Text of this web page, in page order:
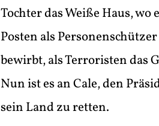
Tochter das Weiße Haus, wo
Posten als
bewirbt, als Terroristen das
Nun ist es an Cale, den
sein Land zu retten.